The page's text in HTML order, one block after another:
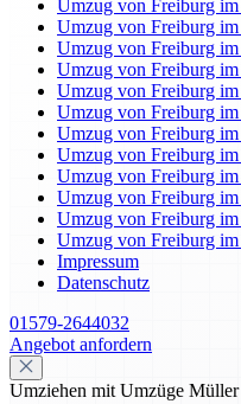
Umzug von Freiburg
Umzug von Freiburg
Umzug von Freiburg
Umzug von Freiburg
Umzug von Freiburg
Umzug von Freiburg
Umzug von Freiburg
Umzug von Freiburg im
Umzug von Freiburg
Umzug von Freiburg
Umzug von Freiburg
Umzug von Freiburg
Impressum
Datenschutz
01579-2644032
Angebot anfordern
Umziehen mit Umzüge Müller